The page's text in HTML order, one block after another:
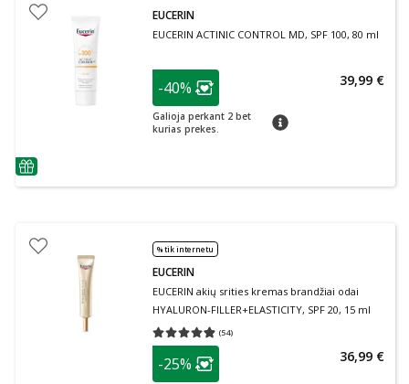
patarimas
EUCERIN
EUCERIN ACTINIC CONTROL MD, SPF 100, 80 ml
patarimas
Lojalumo klubo narių nuolaida
-40%
Galioja perkant 2 bet
kurias prekes.
patarimas
39,99 €
% tik internetu
EUCERIN
EUCERIN akių srities kremas brandžiai odai
HYALURON-FILLER+ELASTICITY, SPF 20, 15 ml
(54)
Vidutinis įvertinimas 4.85
patarimas
Lojalumo klubo narių nuolaida
-25% 36,99 €